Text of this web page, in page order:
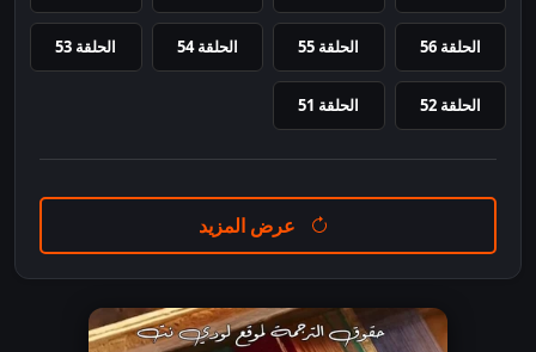
الحلقة 56 الحلقة 55 الحلقة 54 الحلقة 53
الحلقة 52 الحلقة 51
عرض المزيد